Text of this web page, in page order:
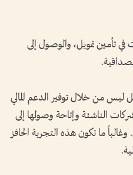
في تأمين تمويل، والوصول إلى
ليس من خلال توفير الدعم المالي
الناشئة وإتاحة وصولها إلى
ما تكون هذه التجربة الحافز